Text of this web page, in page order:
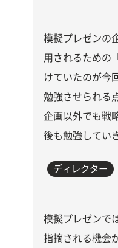
模擬プレゼンの
用されるための
けていたのが今
勉強させられる
企画以外でも戦
後も勉強してい
ディレクター
模擬プレゼンで
指摘される機会